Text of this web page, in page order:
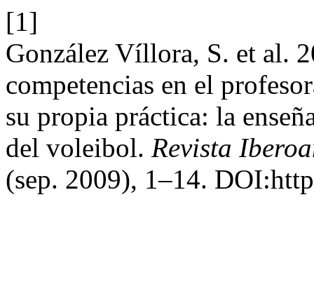
[1]
González Víllora, S. et al.
competencias en el
su propia práctica: la
del voleibol. Revista
(sep. 2009), 1–14.